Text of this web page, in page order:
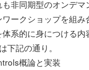
非同期型のオンデ
ークショップを組
系的に身につける内
下記の通り。
概論と実装